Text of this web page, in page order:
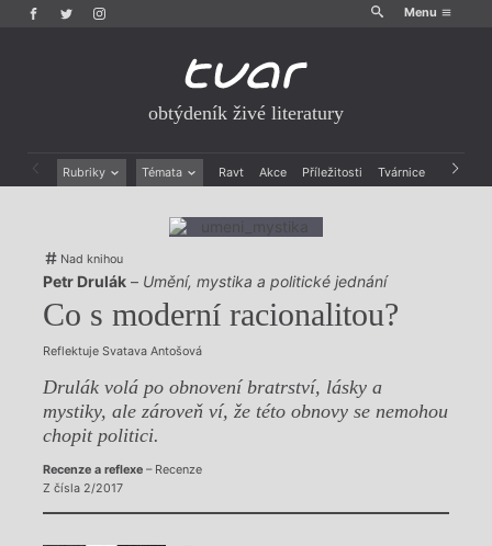
Menu
obtýdeník živé literatury
Rubriky Témata Ravt Akce Příležitosti Tvárnice Archiv
Drobná publicistika
Recenze a reflexe
Rozhovory
Divadlo
Dokument
Výroční ceny
Nad knihou
Petr Drulák– Umění, mystika a politické jednání
Co s moderní racionalitou?
Reflektuje Svatava Antošová
Drulák volá po obnovení bratrství, lásky a
mystiky, ale zároveň ví, že této obnovy se nemohou
chopit politici.
Recenze a reflexe– Recenze
Z čísla 2/2017